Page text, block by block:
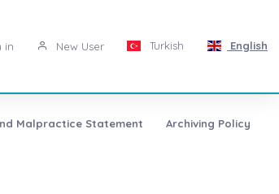
in New User Turkish English
Malpractice Statement Archiving Policy